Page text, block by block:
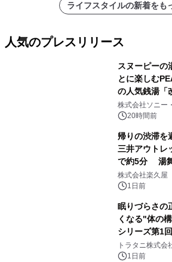
ライフスタイルの新着をも
人気のプレスリリース
スヌーピーの
とに楽しむ
の人気銭湯「
ラボレーシ
ボグッズも発
株式会社ソニー
20時間前
帰りの渋滞を
三井アウトレ
で約5分 湯舞
メニューを提供
株式会社楽久屋
1日前
眠りづらさの
くなる"体の
シリーズ第1回
トラタニ株式会
1日前